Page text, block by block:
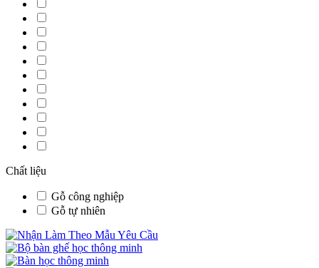
Chất liệu
Gỗ công nghiệp
Gỗ tự nhiên